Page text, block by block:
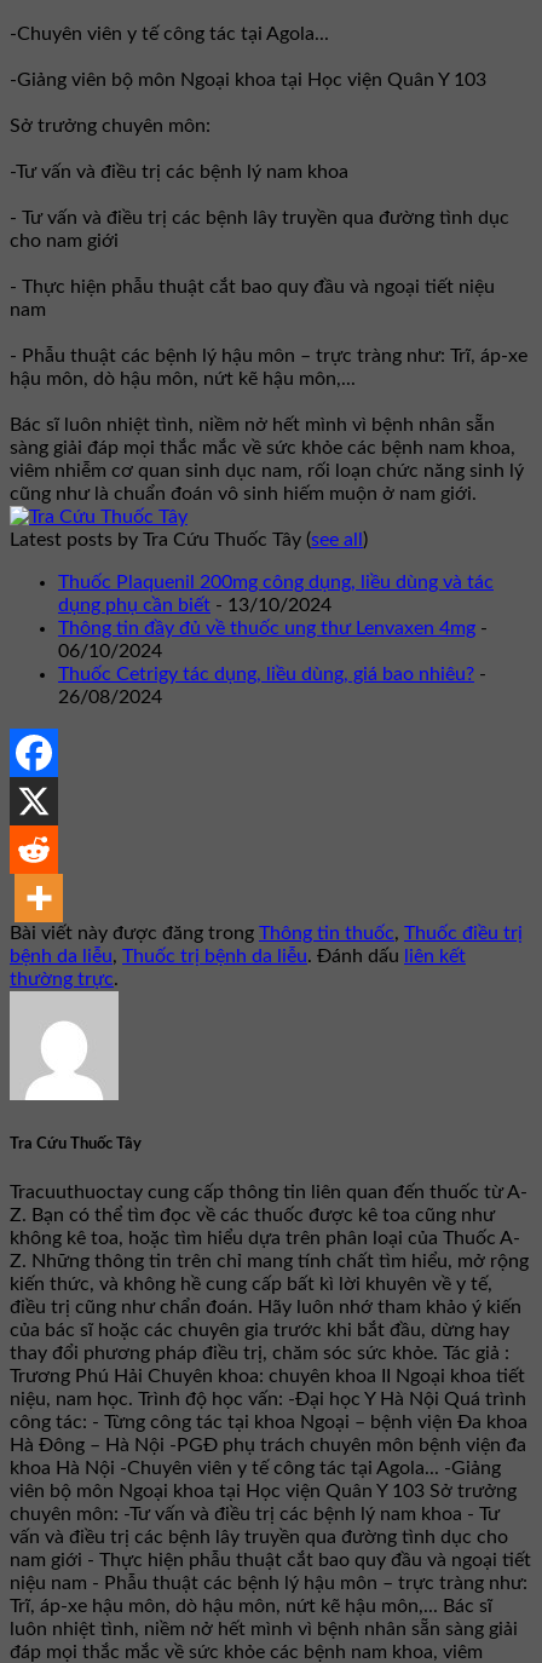
-Chuyên viên y tế công tác tại Agola...
-Giảng viên bộ môn Ngoại khoa tại Học viện Quân Y 103
Sở trưởng chuyên môn:
-Tư vấn và điều trị các bệnh lý nam khoa
- Tư vấn và điều trị các bệnh lây truyền qua đường tình dục
cho nam giới
- Thực hiện phẫu thuật cắt bao quy đầu và ngoại tiết niệu
nam
- Phẫu thuật các bệnh lý hậu môn – trực tràng như: Trĩ, áp-xe
hậu môn, dò hậu môn, nứt kẽ hậu môn,...
Bác sĩ luôn nhiệt tình, niềm nở hết mình vì bệnh nhân sẵn
sàng giải đáp mọi thắc mắc về sức khỏe các bệnh nam khoa,
viêm nhiễm cơ quan sinh dục nam, rối loạn chức năng sinh lý
cũng như là chuẩn đoán vô sinh hiếm muộn ở nam giới.
Latest posts by Tra Cứu Thuốc Tây (see all )
Thuốc Plaquenil 200mg công dụng, liều dùng và tác
dụng phụ cần biết - 13/10/2024
Thông tin đầy đủ về thuốc ung thư Lenvaxen 4mg -
06/10/2024
Thuốc Cetrigy tác dụng, liều dùng, giá bao nhiêu? -
26/08/2024
Bài viết này được đăng trong Thông tin thuốc, Thuốc điều trị
bệnh da liễu, Thuốc trị bệnh da liễu. Đánh dấu
liên kết
thường trực.
Tra Cứu Thuốc Tây
Tracuuthuoctay cung cấp thông tin liên quan đến thuốc từ A-
Z. Bạn có thể tìm đọc về các thuốc được kê toa cũng như
không kê toa, hoặc tìm hiểu dựa trên phân loại của Thuốc A-
Z. Những thông tin trên chỉ mang tính chất tìm hiểu, mở rộng
kiến thức, và không hề cung cấp bất kì lời khuyên về y tế,
điều trị cũng như chẩn đoán. Hãy luôn nhớ tham khảo ý kiến
của bác sĩ hoặc các chuyên gia trước khi bắt đầu, dừng hay
thay đổi phương pháp điều trị, chăm sóc sức khỏe. Tác giả :
Trương Phú Hải Chuyên khoa: chuyên khoa II Ngoại khoa tiết
niệu, nam học. Trình độ học vấn: -Đại học Y Hà Nội Quá trình
công tác: - Từng công tác tại khoa Ngoại – bệnh viện Đa khoa
Hà Đông – Hà Nội -PGĐ phụ trách chuyên môn bệnh viện đa
khoa Hà Nội -Chuyên viên y tế công tác tại Agola... -Giảng
viên bộ môn Ngoại khoa tại Học viện Quân Y 103 Sở trưởng
chuyên môn: -Tư vấn và điều trị các bệnh lý nam khoa - Tư
vấn và điều trị các bệnh lây truyền qua đường tình dục cho
nam giới - Thực hiện phẫu thuật cắt bao quy đầu và ngoại tiết
niệu nam - Phẫu thuật các bệnh lý hậu môn – trực tràng như:
Trĩ, áp-xe hậu môn, dò hậu môn, nứt kẽ hậu môn,... Bác sĩ
luôn nhiệt tình, niềm nở hết mình vì bệnh nhân sẵn sàng giải
đáp mọi thắc mắc về sức khỏe các bệnh nam khoa, viêm